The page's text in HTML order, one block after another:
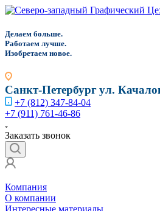
Делаем больше.
Работаем лучше.
Изобретаем новое.
Санкт-Петербургул.
+7 (812) 347-84-04
+7 (911) 761-46-86
Заказать звонок
Компания
О компании